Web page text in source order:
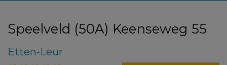
Speelveld (50A) Keenseweg 55
Etten-Leur